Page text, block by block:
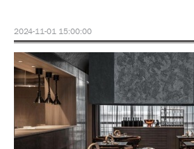
2024-11-01 15:00:00